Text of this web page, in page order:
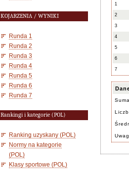
KOJARZENIA / WYNIKI
Runda 1
Runda 2
Runda 3
Runda 4
Runda 5
Runda 6
Runda 7
Rankingi i kategorie (POL)
Ranking uzyskany (POL)
Normy na kategorie
(POL)
Klasy sportowe (POL)
1
2
3
4
5
6
7